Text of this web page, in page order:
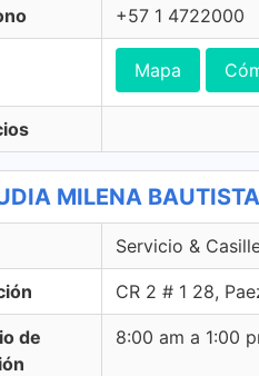
+57 1 4722000
Mapa
MILENA
Servicio &
CR 2 # 1 28,
de
8:00 am a 1:00